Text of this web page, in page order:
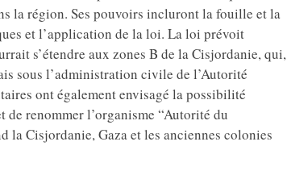
la région. Ses pouvoirs incluront la fouille et la
et l’application de la loi. La loi prévoit
s’étendre aux zones B de la Cisjordanie, qui,
sous l’administration civile de l’Autorité
ont également envisagé la possibilité
de renommer l’organisme “Autorité du
la Cisjordanie, Gaza et les anciennes colonies